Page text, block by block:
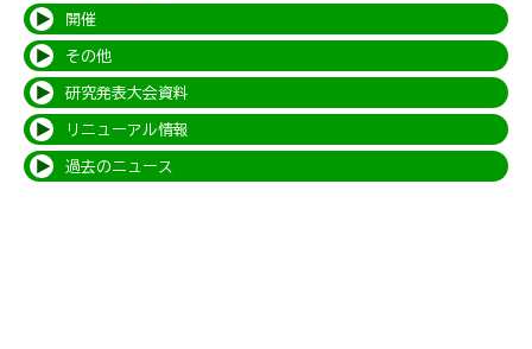
開催
その他
研究発表大会資料
リニューアル情報
過去のニュース